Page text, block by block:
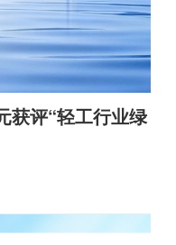
获评“轻工行业绿